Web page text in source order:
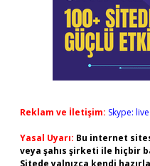
Reklam ve İletişim: Skype:
Yasal Uyarı: Bu internet
veya şahıs şirketi ile hiçbir
Sitede yalnızca kendi